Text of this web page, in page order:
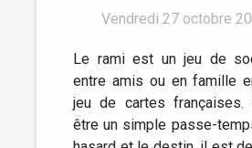
Vendredi 27 octobre
Le rami est un jeu de
entre amis ou en famille
jeu de cartes françaises.
être un simple passe-